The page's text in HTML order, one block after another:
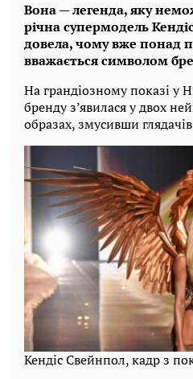
Вона — легенда, яку
річна супермодель
довела, чому вже понад
вважається символом
На грандіозному показі у
бренду з’явилася у двох
образах, змусивши
Кендіс Свейнпол, кадр з